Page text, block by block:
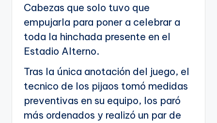
Cabezas que solo tuvo que
empujarla para poner a celebrar a
toda la hinchada presente en el
Estadio Alterno.
Tras la única anotación del juego, el
tecnico de los pijaos tomó medidas
preventivas en su equipo, los paró
más ordenados y realizó un par de